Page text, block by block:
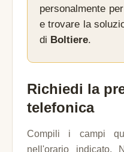
personalmente
e trovare la
di Boltiere.
Richiedi la
telefonica
Compili i campi
nell'orario indicato.